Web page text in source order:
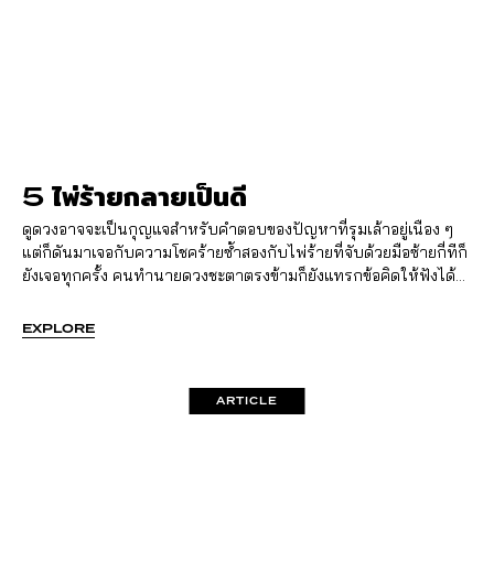
5 ไพ่ร้ายกลายเป็นดี
ดูดวงอาจจะเป็นกุญแจสำหรับคำตอบของปัญหาที่รุมเล้าอยู่เนือง ๆ
แต่ก็ดันมาเจอกับความโชคร้ายซ้ำสองกับไพ่ร้ายที่จับด้วยมือซ้ายกี่ทีก็
ยังเจอทุกครั้ง คนทำนายดวงชะตาตรงข้ามก็ยังแทรกข้อคิดให้ฟังได้
EXPLORE
ARTICLE